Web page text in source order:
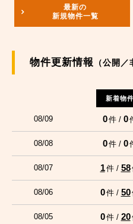
最新の
新規物件一覧
物件更新情報 （公開／
新着物件
08/09 0件 / 0
08/08 0件 / 0
08/07 1件 / 58
08/06 0件 / 50
08/05 0件 / 20